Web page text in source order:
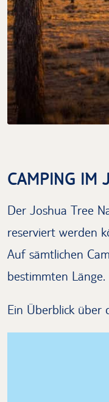
CAMPING IM
Der Joshua Tree
reserviert werden
Auf sämtlichen
bestimmten Länge.
Ein Überblick über